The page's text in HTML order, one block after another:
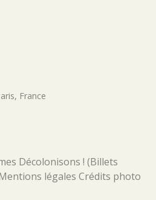
, France
Décolonisons ! (Billets
légales Crédits photo